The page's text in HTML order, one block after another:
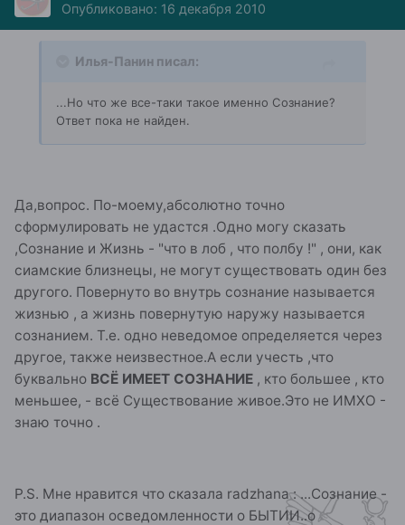
Опубликовано: 16 декабря 2010
Илья-Панин писал:
...Но что же все-таки такое именно Сознание?
Ответ пока не найден.
Да,вопрос. По-моему,абсолютно точно
сформулировать не удастся .Одно могу сказать
,Сознание и Жизнь - "что в лоб , что полбу !" , они, как
сиамские близнецы, не могут существовать один без
другого. Повернуто во внутрь сознание называется
жизнью , а жизнь повернутую наружу называется
сознанием. Т.е. одно неведомое определяется через
другое, также неизвестное.А если учесть ,что
буквально ВСЁ ИМЕЕТ СОЗНАНИЕ , кто большее , кто
меньшее, - всё Существование живое.Это не ИМХО -
знаю точно .
P.S. Мне нравится что сказала radzhana : ...Сознание -
это диапазон осведомленности о БЫТИИ..о